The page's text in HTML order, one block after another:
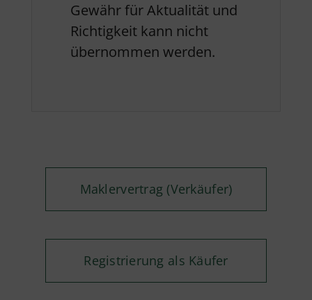
Gewähr für Aktualität und
Richtigkeit kann nicht
übernommen werden.
Maklervertrag (Verkäufer)
Registrierung als Käufer